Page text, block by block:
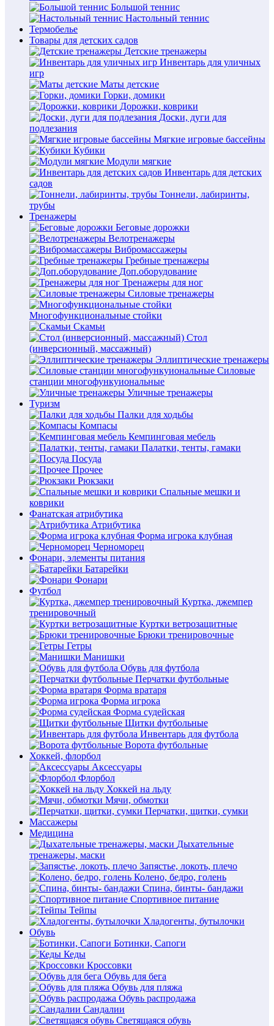
Большой теннис
Настольный теннис
Термобелье
Товары для детских садов
Детские тренажеры
Инвентарь для уличных
игр
Маты детские
Горки, домики
Дорожки, коврики
Доски, дуги для
подлезания
Мягкие игровые бассейны
Кубики
Модули мягкие
Инвентарь для детских
садов
Тоннели, лабиринты,
трубы
Тренажеры
Беговые дорожки
Велотренажеры
Вибромассажеры
Гребные тренажеры
Доп.оборудование
Тренажеры для ног
Силовые тренажеры
Многофункциональные стойки
Скамьи
Стол
(инверсионный, массажный)
Эллиптические тренажеры
Силовые
станции многофункуиональные
Уличные тренажеры
Туризм
Палки для ходьбы
Компасы
Кемпинговая мебель
Палатки, тенты, гамаки
Посуда
Прочее
Рюкзаки
Спальные мешки и
коврики
Фанатская атрибутика
Атрибутика
Форма игрока клубная
Черноморец
Фонари, элементы питания
Батарейки
Фонари
Футбол
Куртка, джемпер
тренировочный
Куртки ветрозащитные
Брюки тренировочные
Гетры
Манишки
Обувь для футбола
Перчатки футбольные
Форма вратаря
Форма игрока
Форма судейская
Щитки футбольные
Инвентарь для футбола
Ворота футбольные
Хоккей, флорбол
Аксессуары
Флорбол
Хоккей на льду
Мячи, обмотки
Перчатки, щитки, сумки
Массажеры
Медицина
Дыхательные
тренажеры, маски
Запястье, локоть, плечо
Колено, бедро, голень
Спина, бинты- бандажи
Спортивное питание
Тейпы
Хладогенты, бутылочки
Обувь
Ботинки, Сапоги
Кеды
Кроссовки
Обувь для бега
Обувь для пляжа
Обувь распродажа
Сандалии
Светящаяся обувь